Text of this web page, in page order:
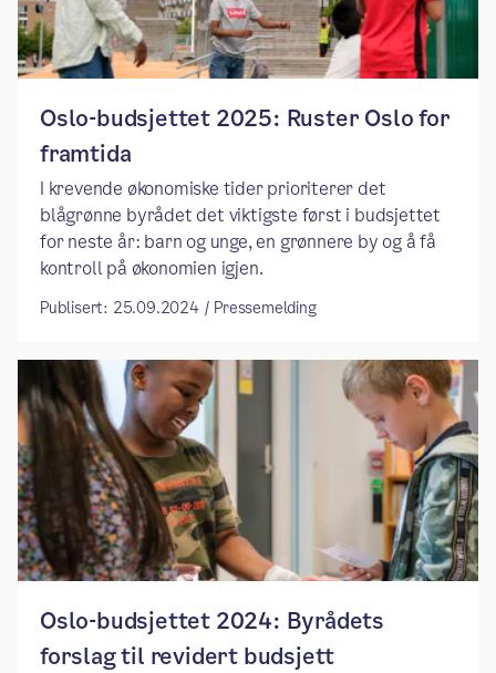
Oslo-budsjettet 2025: ​​Ruster Oslo for
framtida​
​I krevende økonomiske tider prioriterer det
blågrønne byrådet det viktigste først i budsjettet
for neste år: barn og unge, en grønnere by og å få
kontroll på økonomien igjen.
Publisert: 25.09.2024 / Pressemelding
Oslo-budsjettet 2024: Byrådets
forslag til revidert budsjett